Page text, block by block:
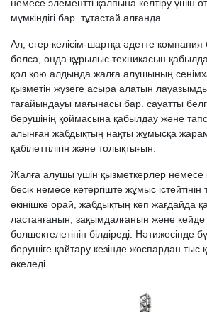
немесе элементті қалпына келтіру үшін
мүмкіндігі бар. тұтастай алғанда.
Ал, егер келісім-шартқа әдетте
болса, онда құрылыс техникасын
қол қою алдында жалға алушының
қызметін жүзеге асыра алатын
тағайындауы мағынасы бар. сауатты
берушінің қоймасына қабылдау және
алынған жабдықтың нақты жұмысқа
қабілеттілігін және толықтығын.
Жалға алушы үшін қызметкерлер немесе
бесік немесе көтергіште жұмыс
өкінішке орай, жабдықтың көп жағдайда
ластанғанын, зақымдалғанын және кейде
бөлшектелетінін білдіреді. Нәтижесінде
берушіге қайтару кезінде жоспардан тыс
әкеледі.